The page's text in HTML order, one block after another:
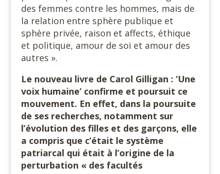
des femmes contre les hommes, mais de
la relation entre sphère publique et
sphère privée, raison et affects, éthique
et politique, amour de soi et amour des
autres ».
Le nouveau livre de Carol Gilligan : ‘Une
voix humaine’ confirme et poursuit ce
mouvement. En effet, dans la poursuite
de ses recherches, notamment sur
l’évolution des filles et des garçons, elle
a compris que c’était le système
patriarcal qui était à l’origine de la
perturbation « des facultés